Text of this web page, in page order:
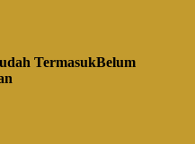
TermasukBelum